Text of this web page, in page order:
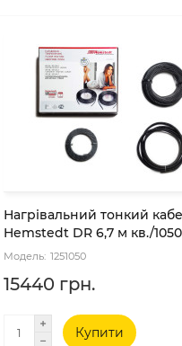
Нагрівальний тонкий
Hemstedt DR 6,7 м кв./
1251050
15440 грн.
Купити